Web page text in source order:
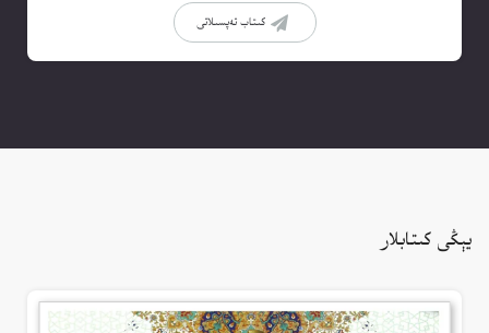
كىتاب تەپسىلاتى
يېڭى كىتابلار